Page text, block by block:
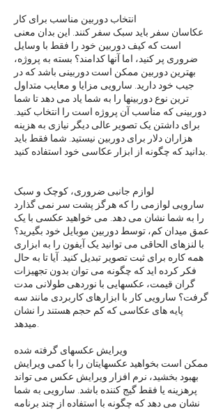
انتخاب دوربین مناسب برای کار
عکاسان سفر باید سبک سفر کنند. این بدان معنی
است که کیف دوربین خود را فقط با وسایل
ضروری پر کنید، اما آنها کدامند؟ بسته به پروژه،
بهترین دوربین ممکن است دوربینی باشد که در
جیب خود دارید. سارویی مزایا و معایب متداول
ترین نوع دوربینها را به شما یاد می دهد تا شما
دوربینی که مناسب آن پروژه است را انتخاب کنید.
برای داشتن یک تصویر عالی دیگر نیازی به هزینه
هزاران دلار برای دوربین نیستید. شما فقط باید
بدانید که چگونه از ابزار عکاسی خود استفاده کنید.
لوازم جانبی ضروری، کوچک و سبک
سارویی لوازمی را که هرگز پشت سر نمی گذارد
را به شما نشان می دهد. می خواهید عکسی با یک
عمق میدان کم، توسط دوربین موبایل خود بگیرید؟
با لنزهای الحاقی می توانید یک آیفون را به ابزاری
همه کاره برای ثبت تصویر تبدیل کنید. آیا تا به حال
فکر کرده اید که چگونه می توان بدون تجهیزات
گران قیمت، عکسهایی با نوردهی طولانی مدت
گرفت؟ سارویی کار با ابزارهای کاربردی مانند سه
پایه های عکاسی که کم حجم هستند را نشان
میدهد.
ویرایش عکسهای گرفته شده
ممکن است بخواهید عکسهایتان را با کمی ویرایش
بهبود بخشید، نرم افزار ویرایش عکس می تواند
پرهزینه یا فقط گیج کننده باشد. سارویی به شما
نشان می دهد که چگونه با استفاده از چند برنامه